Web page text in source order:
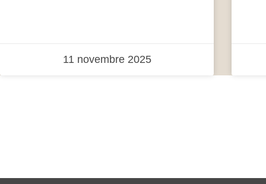
11 novembre 2025